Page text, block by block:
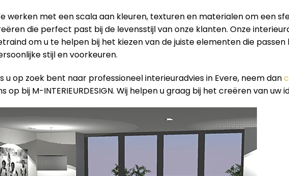
werken met een scala aan kleuren, texturen en materialen om een
die perfect past bij de levensstijl van onze klanten. Onze
om u te helpen bij het kiezen van de juiste elementen die passen
stijl en voorkeuren.
u op zoek bent naar professioneel interieuradvies in Evere, neem dan
op bij M-INTERIEURDESIGN. Wij helpen u graag bij het creëren van uw